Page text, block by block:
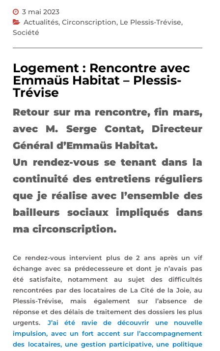
3 mai 2023
Actualités,Circonscription, Le Plessis-Trévise,
Société
Logement : Rencontre avec
Emmaüs Habitat – Plessis-
Trévise
Retour sur ma rencontre, fin mars,
avec M. Serge Contat, Directeur
Général d’Emmaüs Habitat.
Un rendez-vous se tenant dans la
continuité des entretiens réguliers
que je réalise avec l’ensemble des
bailleurs sociaux impliqués dans
ma circonscription.
Ce rendez-vous intervient plus de 2 ans après un vif
échange avec sa prédecesseure et dont je n’avais pas
été satisfaite, notamment au sujet des difficultés
rencontrées par des locataires de La Cité de la Joie, au
Plessis-Trévise, mais également sur l’absence de
réponse et des délais de traitement des dossiers les plus
urgents.
J’ai été ravie de découvrir une nouvelle
impulsion, avec un fort accent sur l’accompagnement
des locataires, une gestion participative, une politique